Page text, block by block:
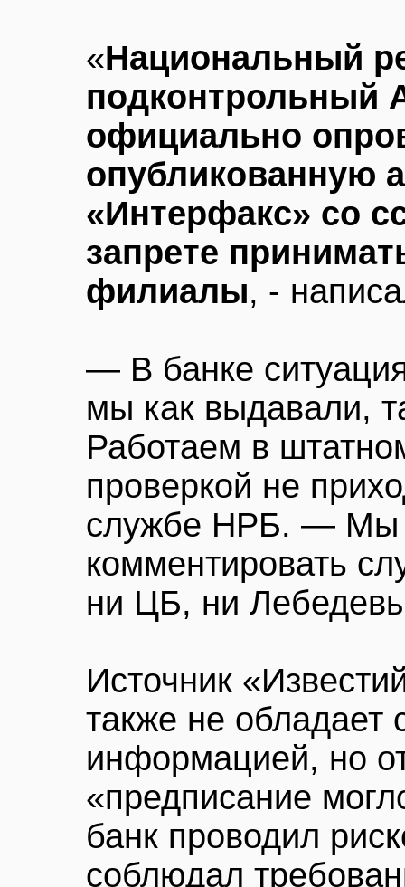
«Национальный
подконтрольный
официально
опубликованную
«Интерфакс» со
запрете
филиалы, -
— В банке
мы как выдавали,
Работаем в
проверкой не
службе НРБ. — Мы
комментировать
ни ЦБ, ни
Источник
также не обладает
информацией, но
«предписание
банк проводил
соблюдал